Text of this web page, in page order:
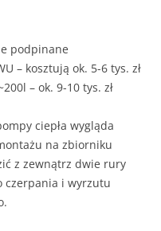
podpinane
– kosztują ok. 5-6 tys. zł
– ok. 9-10 tys. zł
ciepła wygląda
na zbiorniku
z zewnątrz dwie rury
czerpania i wyrzutu